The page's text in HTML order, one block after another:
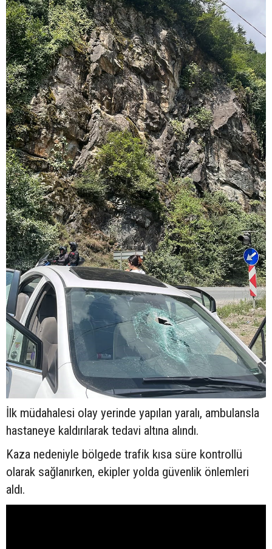
İlk müdahalesi olay yerinde yapılan yaralı, ambulansla
hastaneye kaldırılarak tedavi altına alındı.
Kaza nedeniyle bölgede trafik kısa süre kontrollü
olarak sağlanırken, ekipler yolda güvenlik önlemleri
aldı.